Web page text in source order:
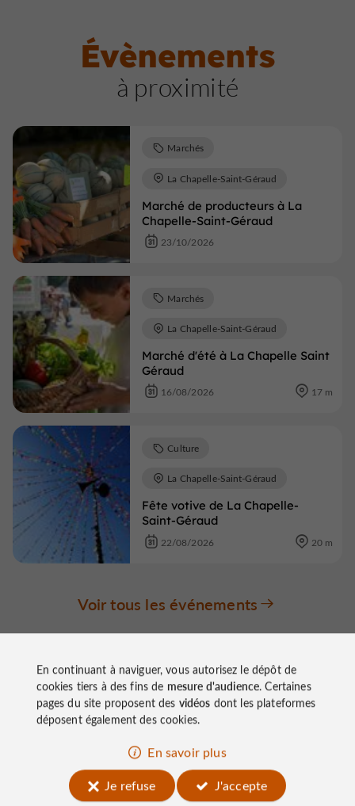
Évènements
à proximité
Marché de producteurs à La
Chapelle-Saint-Géraud
Marchés
La Chapelle-Saint-Géraud
23/10/2026
Marché d'été à La Chapelle Saint
Géraud
Marchés
La Chapelle-Saint-Géraud
16/08/2026 17 m
Fête votive de La Chapelle-
Saint-Géraud
Culture
La Chapelle-Saint-Géraud
22/08/2026 20 m
Voir tous les événements
À découvrir
aux
En continuant à naviguer, vous autorisez le dépôt de
cookies tiers à des fins de mesure d'audience. Certaines
pages du site proposent des vidéos dont les plateformes
déposent également des cookies.
En savoir plus
Je refuse
J'accepte